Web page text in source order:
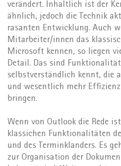
verändert. Inhaltlich ist der
ähnlich, jedoch die Technik
rasanten Entwicklung. Auch
Mitarbeiter/innen das
Microsoft kennen, so liegen
Detail. Das sind
selbstverständlich kennt, die
und wesentlich mehr
bringen.
Wenn von Outlook die Rede
klassichen Funktionalitäten
und des Terminklanders. Es
zur Organisation der